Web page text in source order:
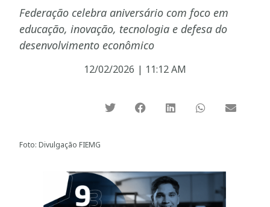
Federação celebra aniversário com foco em
educação, inovação, tecnologia e defesa do
desenvolvimento econômico
12/02/2026 | 11:12 AM
Foto: Divulgação FIEMG